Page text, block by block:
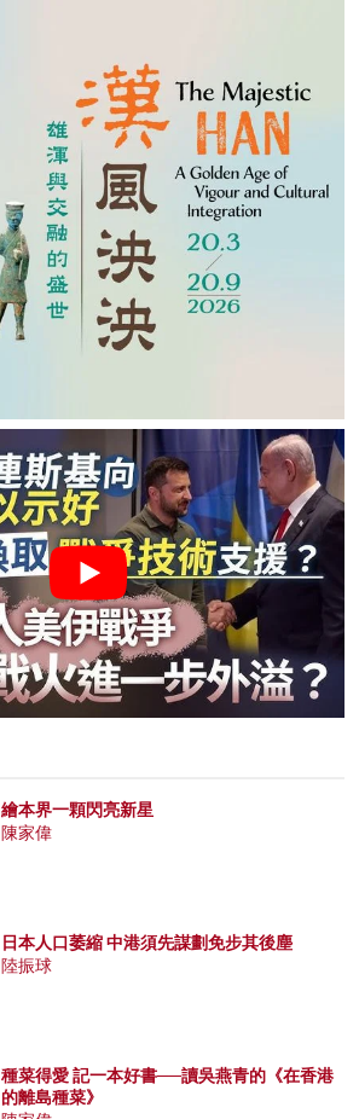
繪本界一顆閃亮新星
陳家偉
日本人口萎縮 中港須先謀劃免步其後塵
陸振球
種菜得愛 記一本好書──讀吳燕青的《在香港
的離島種菜》